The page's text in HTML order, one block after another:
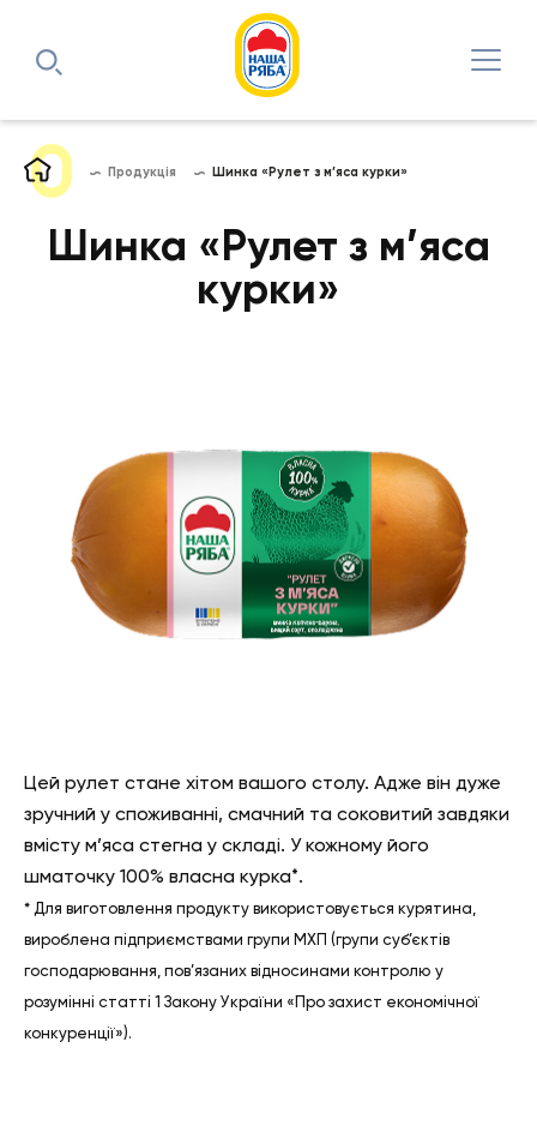
Продукція Шинка «Рулет з м’яса курки»
Шинка «Рулет з м’яса
курки»
Цей рулет стане хітом вашого столу. Адже він дуже
зручний у споживанні, смачний та соковитий завдяки
вмісту м’яса стегна у складі. У кожному його
шматочку 100% власна курка*.
* Для виготовлення продукту використовується курятина,
вироблена підприємствами групи МХП (групи суб’єктів
господарювання, пов’язаних відносинами контролю у
розумінні статті 1 Закону України «Про захист економічної
конкуренції»).